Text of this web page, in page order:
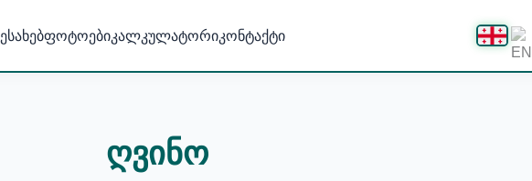
ფოტოებიკალკულატორიკონტაქტი
ღვინო